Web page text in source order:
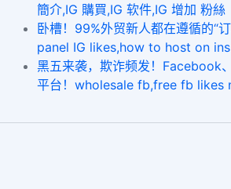
簡介,IG 購買,IG 软件,IG 增加 粉絲
卧槽！99%外贸新人都在遵循的“
panel IG likes,how to host on ins
黑五来袭，欺诈频发！Facebook
平台！wholesale fb,free fb likes